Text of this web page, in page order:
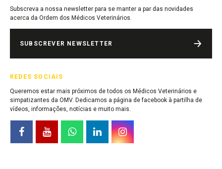
Subscreva a nossa newsletter para se manter a par das novidades
acerca da Ordem dos Médicos Veterinários.
SUBSCREVER NEWSLETTER
REDES SOCIAIS
Queremos estar mais próximos de todos os Médicos Veterinários e
simpatizantes da OMV. Dedicamos a página de facebook à partilha de
vídeos, informações, notícias e muito mais.